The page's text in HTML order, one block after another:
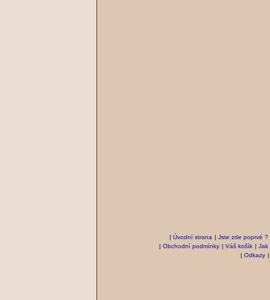
| Úvodní strana | Jste zde poprvé ?
| Obchodní podmínky | Váš košík | Jak
| Odkazy